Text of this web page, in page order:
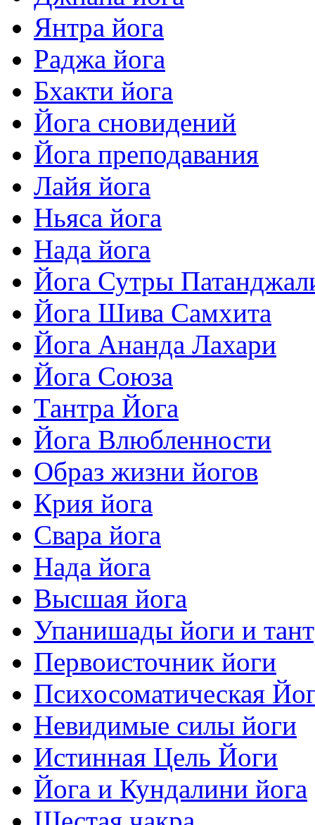
Янтра йога
Раджа йога
Бхакти йога
Йога сновидений
Йога преподавания
Лайя йога
Ньяса йога
Нада йога
Йога Сутры
Йога Шива Самхита
Йога Ананда Лахари
Йога Союза
Тантра Йога
Йога Влюбленности
Образ жизни йогов
Крия йога
Свара йога
Нада йога
Высшая йога
Упанишады йоги и
Первоисточник йоги
Психосоматическая
Невидимые силы йоги
Истинная Цель Йоги
Йога и Кундалини йога